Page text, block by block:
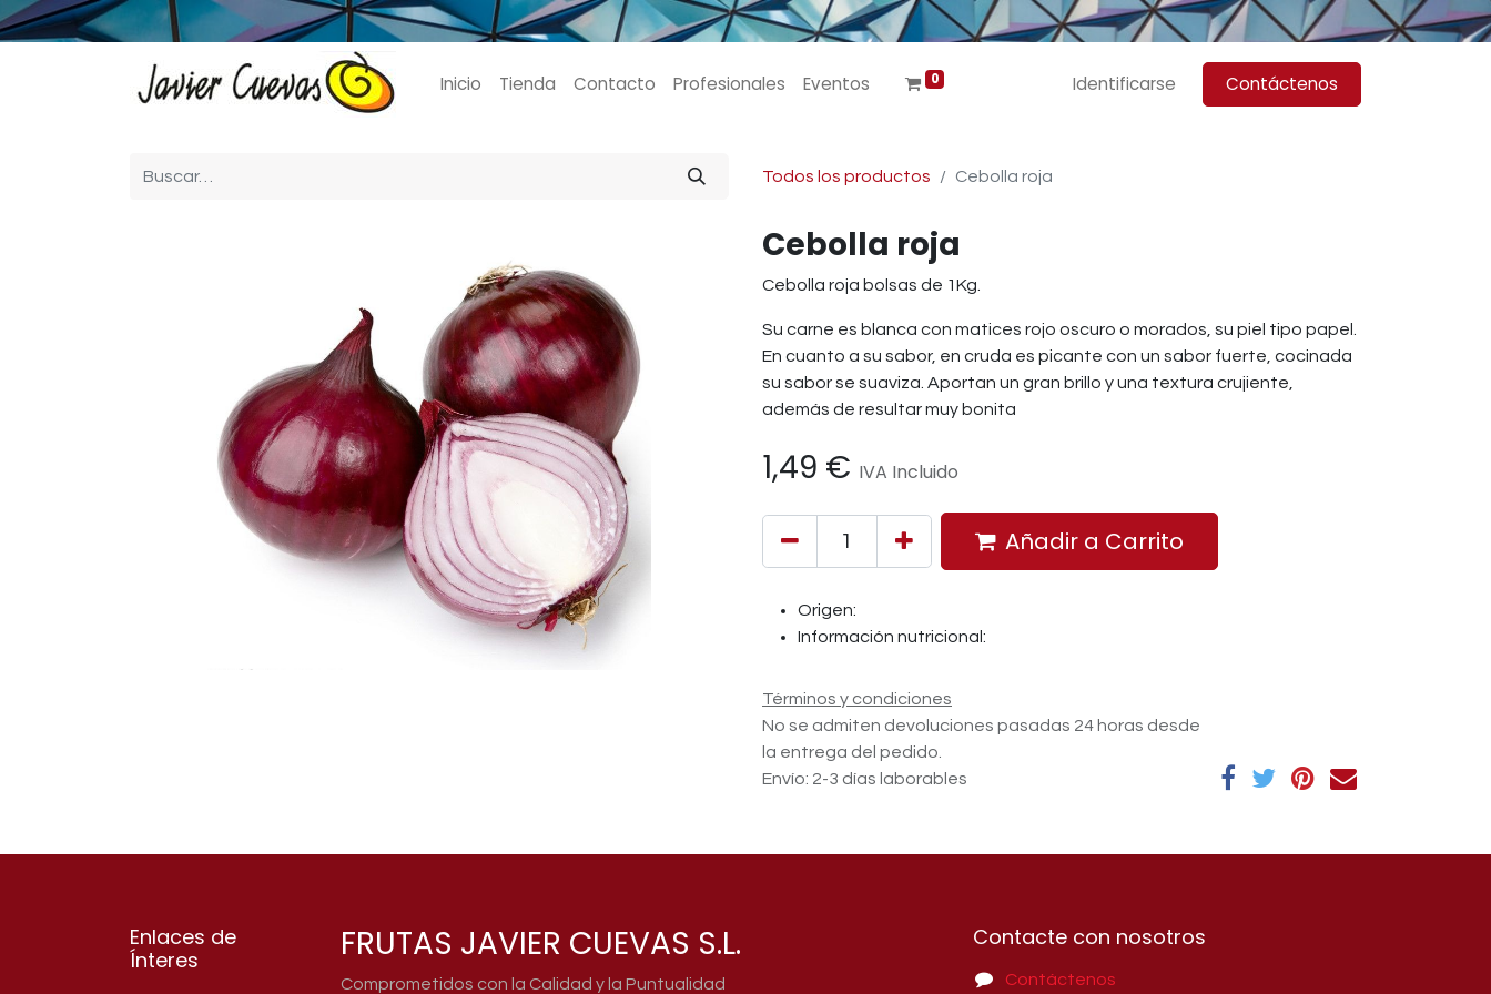
Inicio Tienda Contacto Profesionales Eventos 0 Identificarse Contáctenos
Todos los productos Cebolla roja
Cebolla roja
Cebolla roja bolsas de 1Kg.
Su carne es blanca con matices rojo oscuro o morados, su piel tipo papel.
En cuanto a su sabor, en cruda es picante con un sabor fuerte, cocinada
su sabor se suaviza. Aportan un gran brillo y una textura crujiente,
además de resultar muy bonita
1,49 € IVA Incluido
Añadir a Carrito
Origen:
Información nutricional:
Términos y condiciones
No se admiten devoluciones pasadas 24 horas desde
la entrega del pedido.
Envío: 2-3 días laborables
Enlaces de
Ínteres
FRUTAS JAVIER CUEVAS S.L.
Comprometidos con la Calidad y la Puntualidad
Contacte con nosotros
Contáctenos